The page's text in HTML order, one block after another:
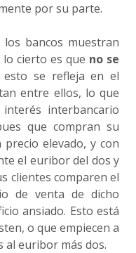
por su parte.
bancos muestran
cierto es que no se
esto se refleja en el
entre ellos, lo que
interbancario
que compran su
elevado, y con
el euribor del dos y
clientes comparen el
de venta de dicho
ansiado. Esto está
o que empiecen a
al euribor más dos.